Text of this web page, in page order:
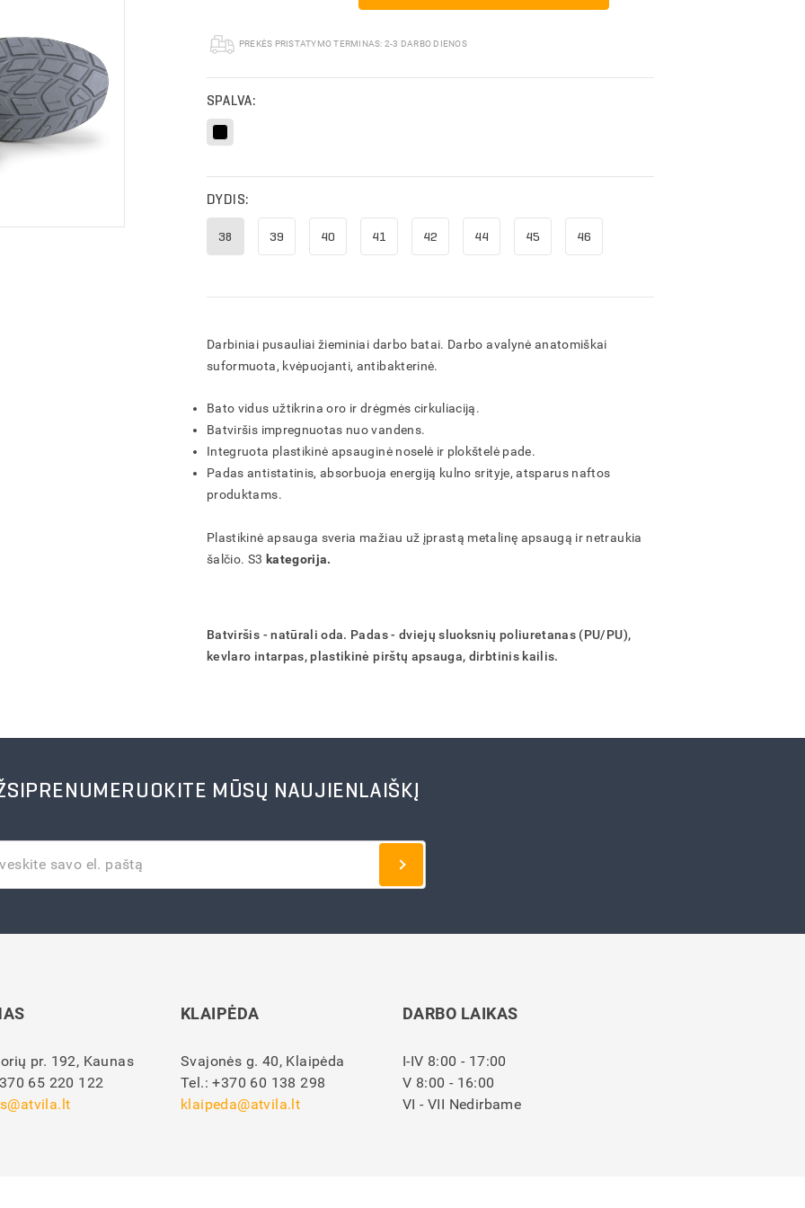
Pakavimo medžiagos
PREKĖS PRISTATYMO TERMINAS: 2-3 DARBO DIENOS
SPALVA:
DYDIS:
38 39 40 41 42 44 45 46
Darbiniai pusauliai žieminiai darbo batai. Darbo avalynė anatomiškai
suformuota, kvėpuojanti, antibakterinė.
Bato vidus užtikrina oro ir drėgmės cirkuliaciją.
Batviršis impregnuotas nuo vandens.
Integruota plastikinė apsauginė noselė ir plokštelė pade.
Padas antistatinis, absorbuoja energiją kulno srityje, atsparus naftos
produktams.
Plastikinė apsauga sveria mažiau už įprastą metalinę apsaugą ir netraukia
šalčio. S3 kategorija.
Batviršis - natūrali oda. Padas - dviejų sluoksnių poliuretanas (PU/PU),
kevlaro intarpas, plastikinė pirštų apsauga, dirbtinis kailis.
MŪSŲ NAUJIENLAIŠKĮ
pr. 192, Kaunas
65 220 122
KLAIPĖDA
Svajonės g. 40, Klaipėda
Tel.:+370 60 138 298
klaipeda@atvila.lt
DARBO LAIKAS
I-IV 8:00 - 17:00
V 8:00 - 16:00
VI - VII Nedirbame
ĮVESKITE PREKIŲ KREPŠELIO PAVADINIMĄ
IŠSAUGOTI
AR TIKRAI NORITE IŠTRINTI PREKIŲ KREPŠELĮ?
IŠTRINTI
AR TIKRAI NORITE IŠTRINTI PRODUKTĄ?
IŠTRINTI
IŠSAUGOTI
IŠSAUGOTI
AR TIKRAI NORITE IŠTRINTI ADRESĄ?
IŠTRINTI
AR TIKRAI NORITE IŠTRINTI UŽSAKYMĄ?
IŠTRINTI
ĮVESKITE KAM SKIRTAS PASIŪLYMAS
FORMUOTI